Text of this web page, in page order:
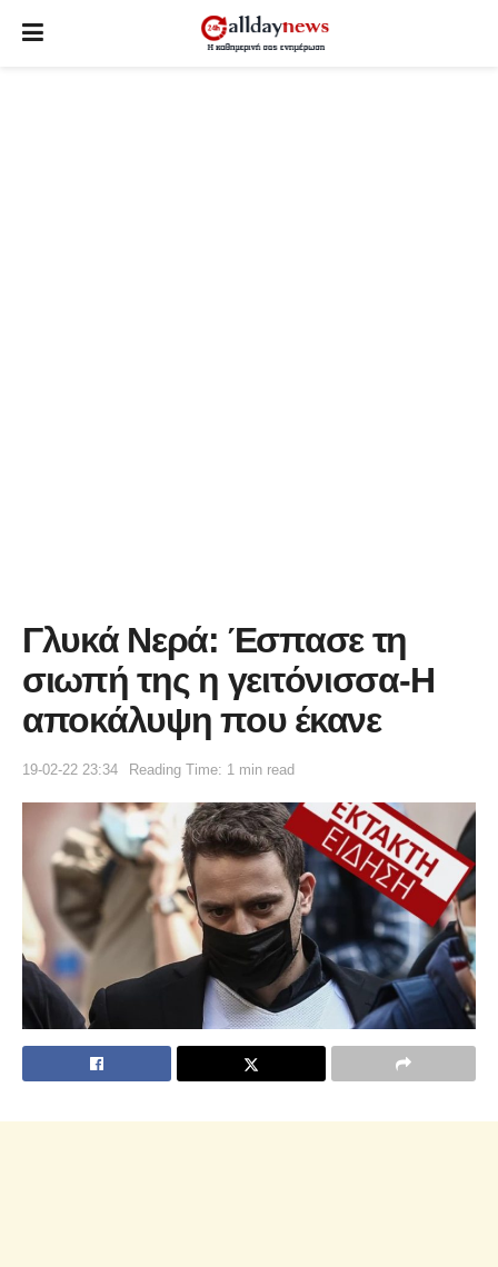
Γλυκά Νερά: Έσπασε τη
σιωπή της η γειτόνισσα-Η
αποκάλυψη που έκανε
19-02-22 23:34 Reading Time: 1 min read